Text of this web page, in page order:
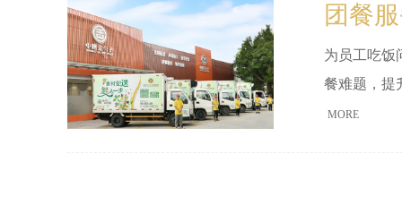
团餐
为员工吃饭
餐难题，提
MORE